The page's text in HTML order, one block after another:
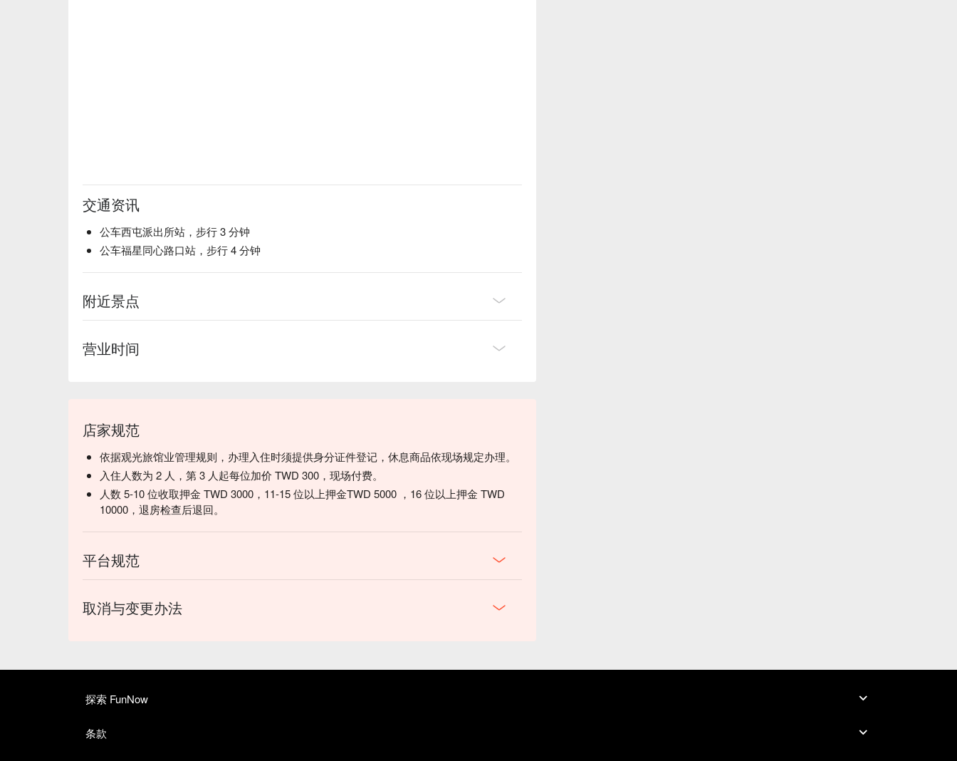
交通资讯
公车西屯派出所站，步行 3 分钟
公车福星同心路口站，步行 4 分钟
附近景点
营业时间
店家规范
依据观光旅馆业管理规则，办理入住时须提供身分证件登记，休息商品依现场规定办理。
入住人数为 2 人，第 3 人起每位加价 TWD 300，现场付费。
人数 5-10 位收取押金 TWD 3000，11-15 位以上押金TWD 5000 ，16 位以上押金 TWD
10000，退房检查后退回。
平台规范
取消与变更办法
探索 FunNow
条款